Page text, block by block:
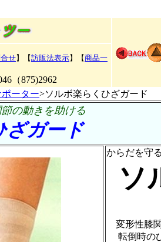
せ】【訪販法表示】 【商品一
（875)2962
ーター>ソルボ楽らくひざガード
の動きを助ける
ざガード
からだを守
ソ
変形性膝関
転倒時の